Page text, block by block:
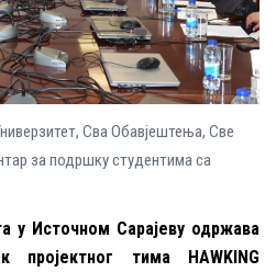
, Сва Обавјештења, Све
за подршку студентима са
у Источном Сарајеву одржава
пројектног тима HAWKING